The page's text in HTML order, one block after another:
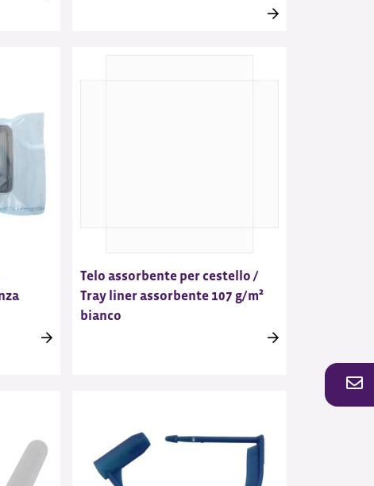
Telo assorbente per cestello /
Tray liner assorbente 107 g/m²
bianco